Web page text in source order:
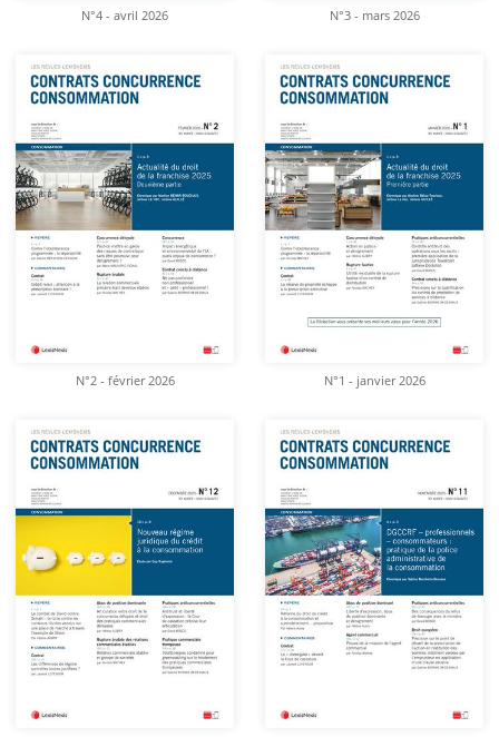
N°4 - avril 2026 N°3 - mars 2026
N°2 - février 2026 N°1 - janvier 2026